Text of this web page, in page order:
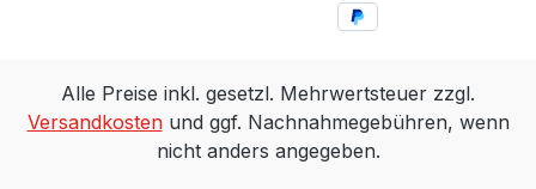
Alle Preise inkl. gesetzl. Mehrwertsteuer zzgl.
Versandkostenund ggf. Nachnahmegebühren, wenn
nicht anders angegeben.